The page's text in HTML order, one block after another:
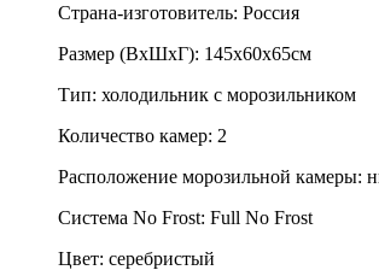
Страна-изготовитель: Россия
Размер (ВхШхГ): 145х60х65см
Тип: холодильник с морозильником
Количество камер: 2
Расположение морозильной камеры:
Система No Frost: Full No Frost
Цвет: серебристый